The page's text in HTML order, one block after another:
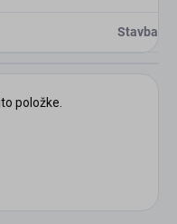
Stavba
položke.